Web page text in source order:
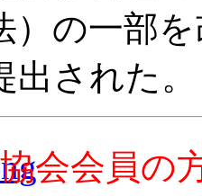
）の一部
出された
会会員の